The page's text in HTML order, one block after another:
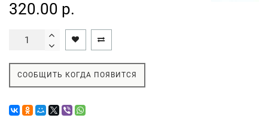
320.00 р.
СООБЩИТЬ КОГДА ПОЯВИТСЯ